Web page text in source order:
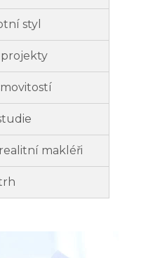
styl
makléři